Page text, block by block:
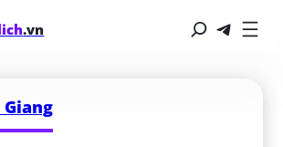
.vn
Giang